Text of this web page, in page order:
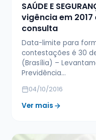
SAÚDE E
vigência em
consulta
Data-limite para
contestações é 30
(Brasília) –
Previdência…
04/10/2016
Ver mais